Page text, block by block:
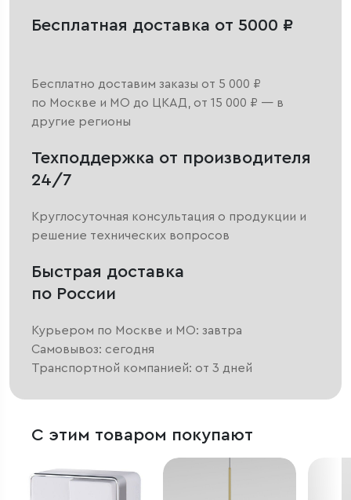
Бесплатная доставка от 5000 ₽
Бесплатно доставим заказы от 5 000 ₽
по Москве и МО до ЦКАД, от 15 000 ₽ — в
другие регионы
Техподдержка от производителя
24/7
Круглосуточная консультация о продукции и
решение технических вопросов
Быстрая доставка
по России
Курьером по Москве и МО: завтра
Самовывоз: сегодня
Транспортной компанией: от 3 дней
С этим товаром покупают